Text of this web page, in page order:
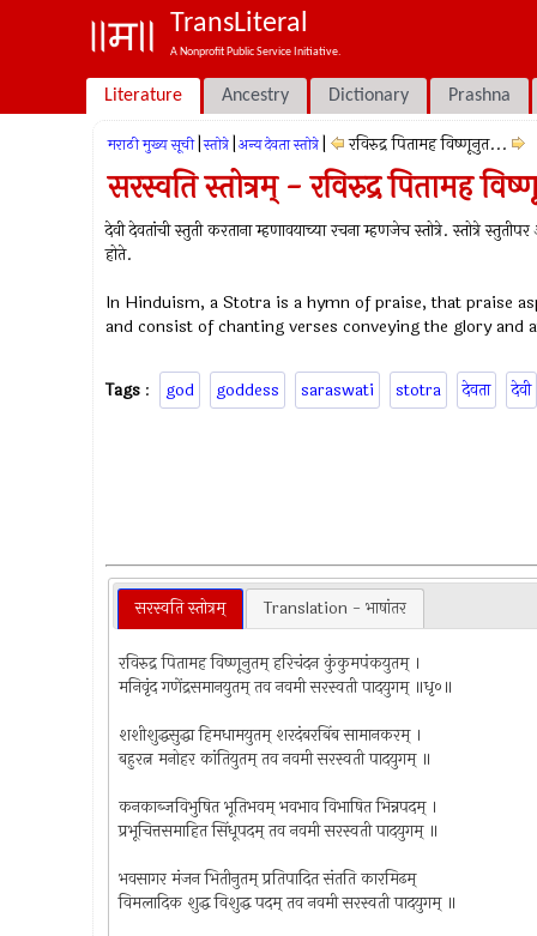
TransLiteral
A Nonprofit Public Service Initiative.
Literature Ancestry Dictionary Prashna
मराठी मुख्य सूची स्तोत्रे अन्य देवता स्तोत्रे रविरुद्र पितामह विष्णूनुत...
सरस्वति स्तोत्रम् - रविरुद्र पितामह
देवी देवतांची स्तुती करताना म्हणावयाच्या रचना म्हणजेच स्तोत्रे. स्तोत्रे
होते.
In Hinduism, a Stotra is a hymn of praise, that praise
and consist of chanting verses conveying the glory and
Tags : god goddess saraswati stotra देवता देवी
सरस्वति स्तोत्रम् Translation - भाषांतर
रविरुद्र पितामह विष्णूनुतम् हरिचंदन कुंकुमपंकयुतम् ।
मनिवृंद गणेंद्रसमानयुतम् तव नवमी सरस्वती पादयुगम् ॥धृ०॥
शशीशुद्धसुद्धा हिमधामयुतम् शरदंबरबिंब सामानकरम् ।
बहुरत्न मनोहर कांतियुतम् तव नवमी सरस्वती पादयुगम् ॥
कनकाब्जविभुषित भूतिभवम् भवभाव विभाषित भिन्नपदम् ।
प्रभूचित्तसमाहित सिंधूपदम् तव नवमी सरस्वती पादयुगम् ॥
भवसागर मंजन भितीनुतम् प्रतिपादित संतति कारमिढम्
विमलादिक शुद्ध विशुद्ध पदम् तव नवमी सरस्वती पादयुगम् ॥